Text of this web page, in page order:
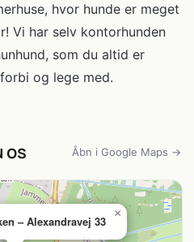
hvor hunde er meget
Vi har selv kontorhunden
som du altid er
og lege med.
os Åbn i Google Maps →
– Alexandravej 33
×